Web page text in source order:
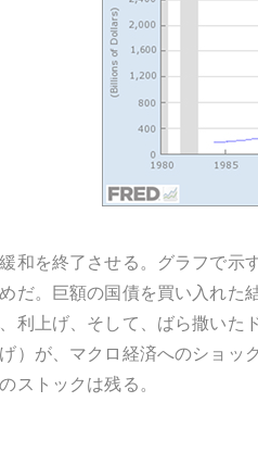
和を終了させる。グラフで示
だ。巨額の国債を買い入れた
利上げ、そして、ばら撒いた
）が、マクロ経済へのショッ
ストックは残る。